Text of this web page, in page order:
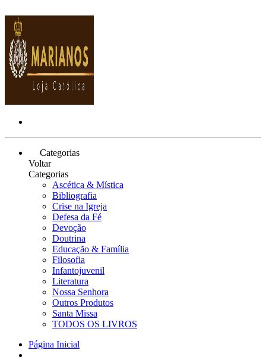
Categorias
Voltar
Categorias
Ascética & Mística
Bibliografia
Crise na Igreja
Defesa da Fé
Devoção
Doutrina
Educação & Família
Filosofia
Infantojuvenil
Literatura
Nossa Senhora
Outros Produtos
Santa Missa
TODOS OS LIVROS
Página Inicial